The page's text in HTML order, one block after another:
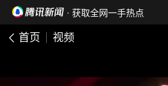
· 获取全网一手热点
首页 视频